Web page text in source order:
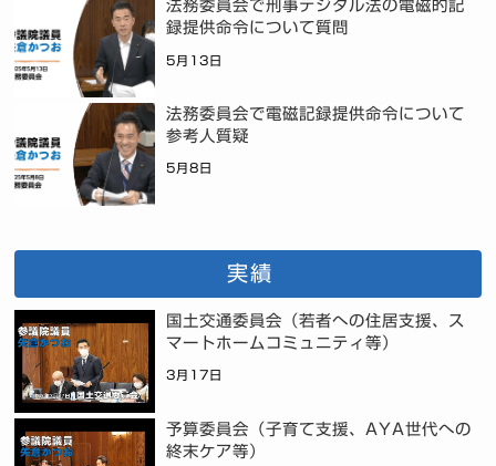
法務委員会で刑事デジタル法の電磁的記
録提供命令について質問
5月13日
法務委員会で電磁記録提供命令について
参考人質疑
5月8日
実績
国土交通委員会（若者への住居支援、ス
マートホームコミュニティ等）
3月17日
予算委員会（子育て支援、AYA世代への
終末ケア等）